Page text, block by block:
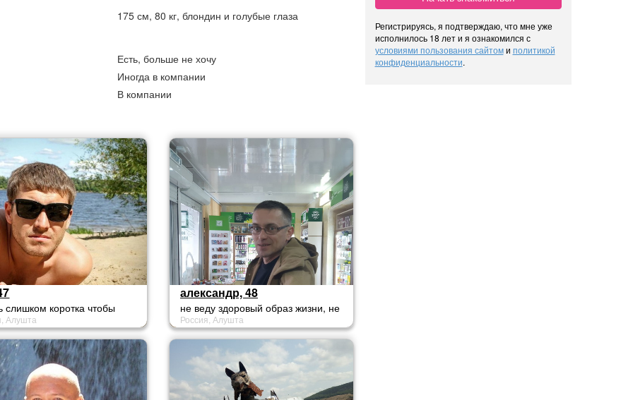
175 см, 80 кг, блондин и голубые глаза
Есть, больше не хочу
Иногда в компании
В компании
слишком коротка чтобы
Алушта
александр, 48
не веду здоровый образ жизни, не
буду спонсором,свободного
времени крайне мало,о всякой
возвышенной херне разговаривать
не буду,не романтик.Это не все но
и этого думаю будет для
большинства достаточно
Россия, Алушта
Регистрируясь, я подтверждаю, что мне уже
исполнилось 18 лет и я ознакомился с
условиями пользования сайтоми политикой
конфиденциальности.